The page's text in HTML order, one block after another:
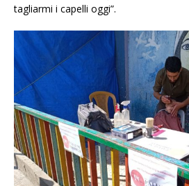
tagliarmi i capelli oggi”.